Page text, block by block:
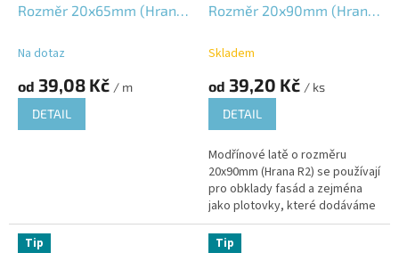
Rozměr 20x65mm (Hrana
(JMD); Vlhkost 16±3%;
Na dotaz
od 39,08 Kč / m
DETAIL
Rozměr 20x90mm (Hrana
(JMD); Vlhkost 16±3%;
Skladem
od 39,20 Kč / ks
DETAIL
Modřínové latě o rozměru
20x90mm (Hrana R2) se používají
pro obklady fasád a zejména
jako plotovky, které dodáváme
v délkách: 0,8m / 1,0m / 1,2m /
1,5m / 1,8m a jejich...
Tip Tip